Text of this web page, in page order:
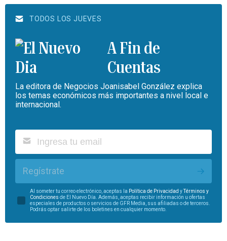
TODOS LOS JUEVES
A Fin de
Cuentas
La editora de Negocios Joanisabel González explica
los temas económicos más importantes a nivel local e
internacional.
Regístrate
Al someter tu correo electrónico, aceptas la Política de Privacidad yTérminos y
Condiciones de El Nuevo Día. Además, aceptas recibir información u ofertas
especiales de productos o servicios de GFR Media, sus afiliadas o de terceros.
Podrás optar salirte de los boletines en cualquier momento.